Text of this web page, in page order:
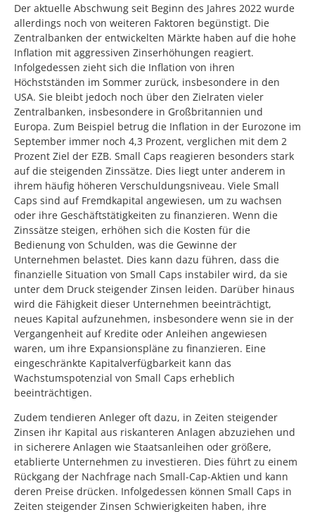
Der aktuelle Abschwung seit Beginn des Jahres 2022 wurde
allerdings noch von weiteren Faktoren begünstigt. Die
Zentralbanken der entwickelten Märkte haben auf die hohe
Inflation mit aggressiven Zinserhöhungen reagiert.
Infolgedessen zieht sich die Inflation von ihren
Höchstständen im Sommer zurück, insbesondere in den
USA. Sie bleibt jedoch noch über den Zielraten vieler
Zentralbanken, insbesondere in Großbritannien und
Europa. Zum Beispiel betrug die Inflation in der Eurozone im
September immer noch 4,3 Prozent, verglichen mit dem 2
Prozent Ziel der EZB. Small Caps reagieren besonders stark
auf die steigenden Zinssätze. Dies liegt unter anderem in
ihrem häufig höheren Verschuldungsniveau. Viele Small
Caps sind auf Fremdkapital angewiesen, um zu wachsen
oder ihre Geschäftstätigkeiten zu finanzieren. Wenn die
Zinssätze steigen, erhöhen sich die Kosten für die
Bedienung von Schulden, was die Gewinne der
Unternehmen belastet. Dies kann dazu führen, dass die
finanzielle Situation von Small Caps instabiler wird, da sie
unter dem Druck steigender Zinsen leiden. Darüber hinaus
wird die Fähigkeit dieser Unternehmen beeinträchtigt,
neues Kapital aufzunehmen, insbesondere wenn sie in der
Vergangenheit auf Kredite oder Anleihen angewiesen
waren, um ihre Expansionspläne zu finanzieren. Eine
eingeschränkte Kapitalverfügbarkeit kann das
Wachstumspotenzial von Small Caps erheblich
beeinträchtigen.
Zudem tendieren Anleger oft dazu, in Zeiten steigender
Zinsen ihr Kapital aus riskanteren Anlagen abzuziehen und
in sicherere Anlagen wie Staatsanleihen oder größere,
etablierte Unternehmen zu investieren. Dies führt zu einem
Rückgang der Nachfrage nach Small-Cap-Aktien und kann
deren Preise drücken. Infolgedessen können Small Caps in
Zeiten steigender Zinsen Schwierigkeiten haben, ihre